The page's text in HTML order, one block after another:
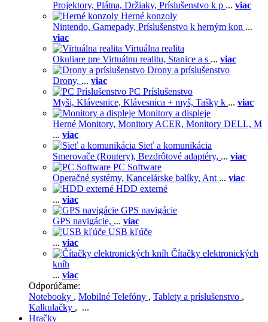
Projektory, Plátna, Držiaky, Príslušenstvo k p ... viac
Herné konzoly
Nintendo, Gamepady, Príslušenstvo k herným kon ...
viac
Virtuálna realita
Okuliare pre Virtuálnu realitu, Stanice a s ... viac
Drony a príslušenstvo
Drony, ... viac
PC Príslušenstvo
Myši, Klávesnice, Klávesnica + myš, Tašky k ... viac
Monitory a displeje
Herné Monitory, Monitory ACER, Monitory DELL, M
... viac
Sieť a komunikácia
Smerovače (Routery), Bezdrôtové adaptéry, ... viac
PC Software
Operačné systémy, Kancelárske balíky, Ant ... viac
HDD externé
... viac
GPS navigácie
GPS navigácie, ... viac
USB kľúče
... viac
Čítačky elektronických
kníh
... viac
Odporúčame:
Notebooky , Mobilné Telefóny , Tablety a príslušenstvo ,
Kalkulačky , ...
Hračky